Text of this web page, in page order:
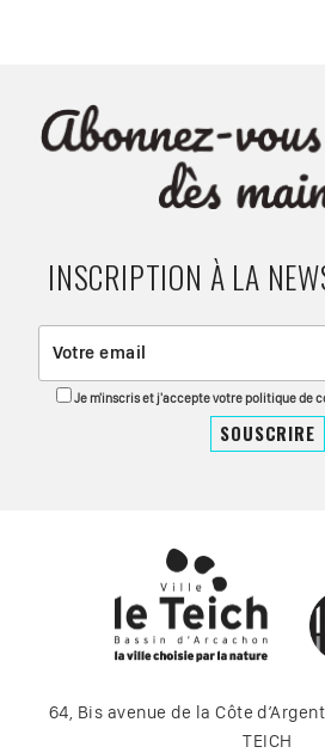
INSCRIPTION À LA
Je m'inscris et j'accepte votre politique de
64, Bis avenue de la Côte
TEICH